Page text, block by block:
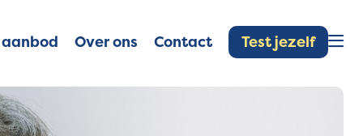
aanbod Over ons Contact Test jezelf